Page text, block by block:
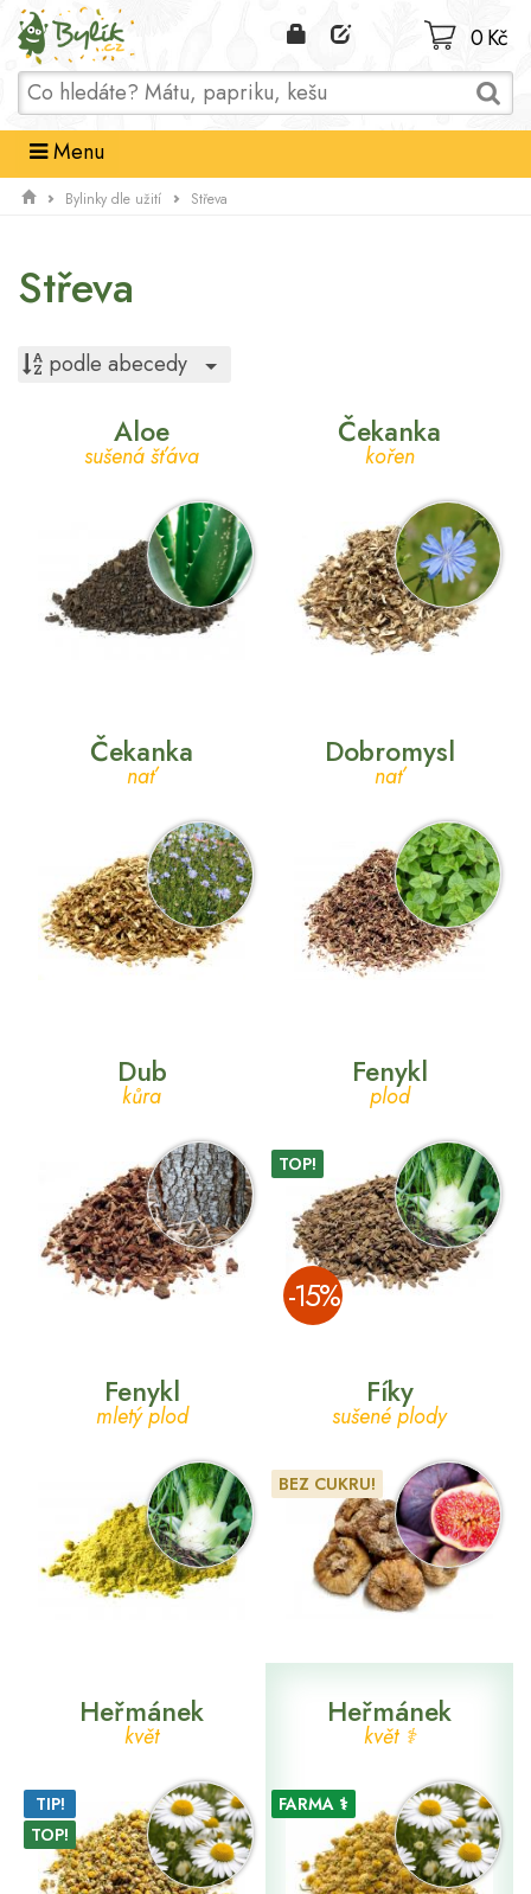
Domů
0 Kč
Menu
Bylinky dle užití Střeva
Střeva
podle abecedy Toggle Dropdown
Aloe
sušená šťáva
Čekanka
kořen
Čekanka
nať
Dobromysl
nať
Dub
kůra
Fenykl
plod
TOP!
­-15%
Fenykl
mletý plod
Fíky
sušené plody
BEZ CUKRU!
Heřmánek
květ
TIP!
TOP!
Heřmánek
květ ⚕
FARMA ⚕